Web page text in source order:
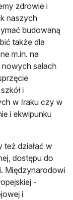
zdrowie i
naszych
budowaną
także dla
m.in. na
salach
i
w Iraku czy w
i ekwipunku
też działać w
dostępu do
Międzynarodowi
-
i